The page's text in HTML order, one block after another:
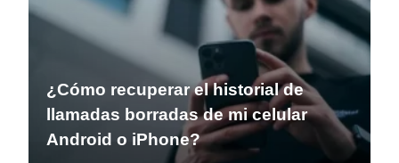
¿Cómo recuperar el historial de
llamadas borradas de mi celular
Android o iPhone?